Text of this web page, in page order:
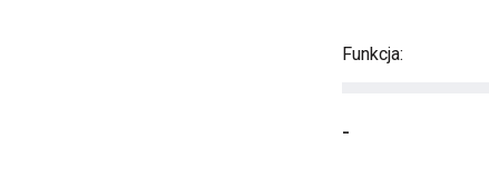
Funkcja:
-